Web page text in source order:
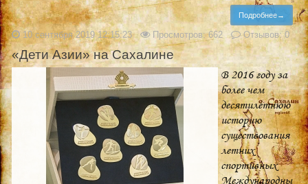
Подробнее→
10 сентября 2019 12:15:23 Просмотров: 662 Отзывов: 0
«Дети Азии» на Сахалине
В 2016 году за
более чем
десятилетнюю
историю
существования
летних
спортивных
Международны